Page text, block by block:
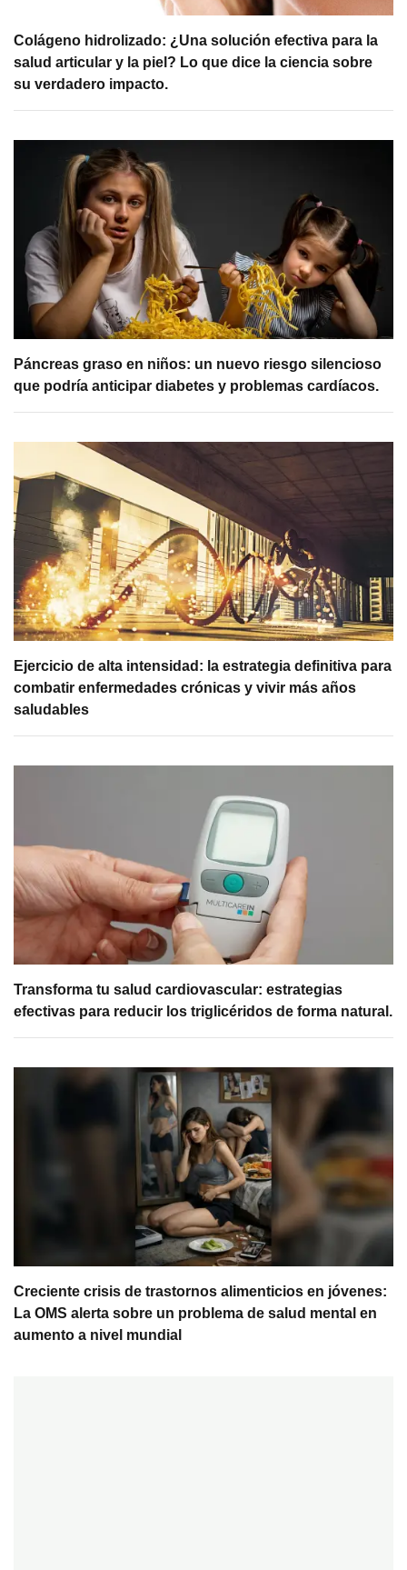
Colágeno hidrolizado: ¿Una solución efectiva para la
salud articular y la piel? Lo que dice la ciencia sobre
su verdadero impacto.
Páncreas graso en niños: un nuevo riesgo silencioso
que podría anticipar diabetes y problemas cardíacos.
Ejercicio de alta intensidad: la estrategia definitiva para
combatir enfermedades crónicas y vivir más años
saludables
Transforma tu salud cardiovascular: estrategias
efectivas para reducir los triglicéridos de forma natural.
Creciente crisis de trastornos alimenticios en jóvenes:
La OMS alerta sobre un problema de salud mental en
aumento a nivel mundial